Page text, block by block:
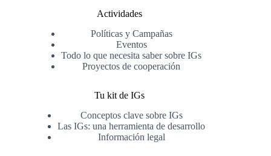
Actividades
Políticas y Campañas
Eventos
Todo lo que necesita saber sobre IGs
Proyectos de cooperación
Tu kit de IGs
Conceptos clave sobre IGs
Las IGs: una herramienta de desarrollo
Información legal